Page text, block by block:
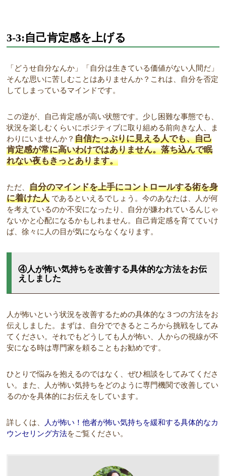
3-3:自己肯定感を上げる
「どうせ自分なんか」「自分は生きている価値がない人間だ」
そんな思いに苦しむことはありませんか？これは、自分を否定
してしまっているマインドです。
この逆が、自己肯定感が高い状態です。少し困難な事態でも、
状況を楽しむくらいにポジティブに取り組める前向きな人、ま
わりにいませんか？自信たっぷりに見える人でも、自己
肯定感が常に高いわけではありません。落ち込んで眠
れない夜もきっとあります。
ただ、自分のマインドを上手にコントロールする術を身
に着けた人 であるといえるでしょう。今のあなたは、人が何
を考えているのか不安になったり、自分が嫌われているんじゃ
ないかと心配になるかもしれません。自己肯定感を育てていけ
ば、徐々に人の目が気にならなくなります。
④人が怖い気持ちを改善する具体的な方法をお伝
えしました
人が怖いという状況を改善するための具体的な３つの方法をお
伝えしました。まずは、自分でできるところから挑戦をしてみ
てください。それでもどうしても人が怖い、人からの視線が不
安になる時は専門家を頼ることもお勧めです。
ひとりで悩みを抱えるのではなく、ぜひ相談をしてみてくださ
い。また、人が怖い気持ちをどのように専門機関で改善してい
るのかを具体的にお伝えをしています。
詳しくは、 人が怖い！他者が怖い気持ちを緩和する具体的なカ
ウンセリング方法をご覧ください。